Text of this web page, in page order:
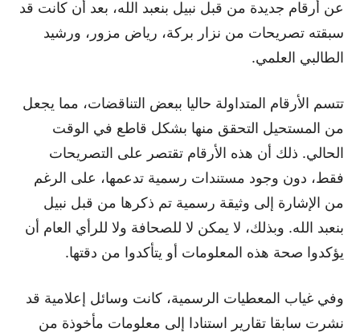
عن أرقام جديدة من قبل نبيل بنعبد الله، بعد أن كانت قد
سبقته تصريحات من نزار بركة، رياض مزور، ورشيد
الطالبي العلمي.
تتسم الأرقام المتداولة حاليا ببعض التناقضات، مما يجعل
من المستحيل التحقق منها بشكل قاطع في الوقت
الحالي. ذلك أن هذه الأرقام تقتصر على التصريحات
فقط، دون وجود مستندات رسمية تدعمها، على الرغم
من الإشارة إلى وثيقة رسمية تم ذكرها من قبل نبيل
بنعبد الله. وبذلك، لا يمكن لا للصحافة ولا للرأي العام أن
يؤكدوا صحة هذه المعلومات أو يتأكدوا من دقتها.
وفي غياب المعطيات الرسمية، كانت وسائل إعلامية قد
نشرت سابقا تقارير استنادا إلى معلومات مأخوذة من